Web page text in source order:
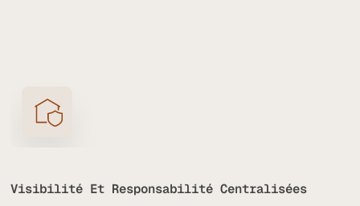
Visibilité Et Responsabilité Centralisées